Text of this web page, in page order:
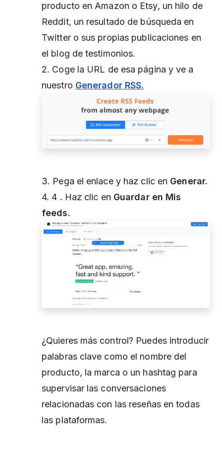
producto en Amazon o Etsy, un hilo de
Reddit, un resultado de búsqueda en
Twitter o sus propias publicaciones en
el blog de testimonios.
2. Coge la URL de esa página y ve a
nuestro GeneradorRSS.
3. Pega el enlace y haz clic en Generar.
4. 4 . Haz clic en Guardar en Mis
feeds.
¿Quieres más control? Puedes introducir
palabras clave como el nombre del
producto, la marca o un hashtag para
supervisar las conversaciones
relacionadas con las reseñas en todas
las plataformas.